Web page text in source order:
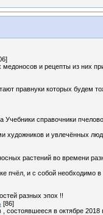
и рецепты из них
правнуки которых будем
Учебники справочники
художников и увлечённых
растений во времени
пчёл, и с собой необходимо
разных эпох !!
[86]
состоявшееся в октябре 2018